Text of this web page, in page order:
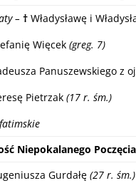
– † Władysławę i
Więcek (greg. 7)
Panuszewskiego z
Pietrzak (17 r. śm.)
Niepokalanego
Gurdałę (27 r. śm.)